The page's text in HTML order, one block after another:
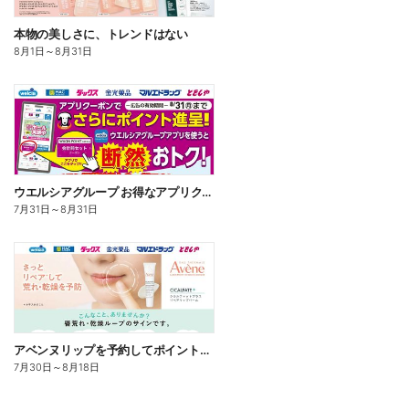
本物の美しさに、トレンドはない
8月1日 ～8月31日
ウエルシアグループ お得なアプリクーポン
7月31日 ～8月31日
アベンヌリップを予約してポイントゲット!
7月30日 ～8月18日